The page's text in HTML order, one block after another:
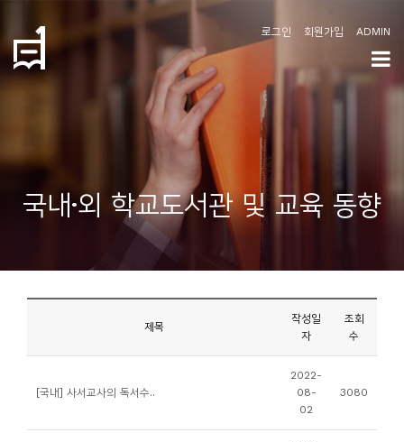
로그인 회원가입 ADMIN
국내·외 학교도서관 및 교육 동향
제목
작성일
자
조회
수
[국내] 사서교사의 독서수..
2022-
08-
02
3080
개
지
사